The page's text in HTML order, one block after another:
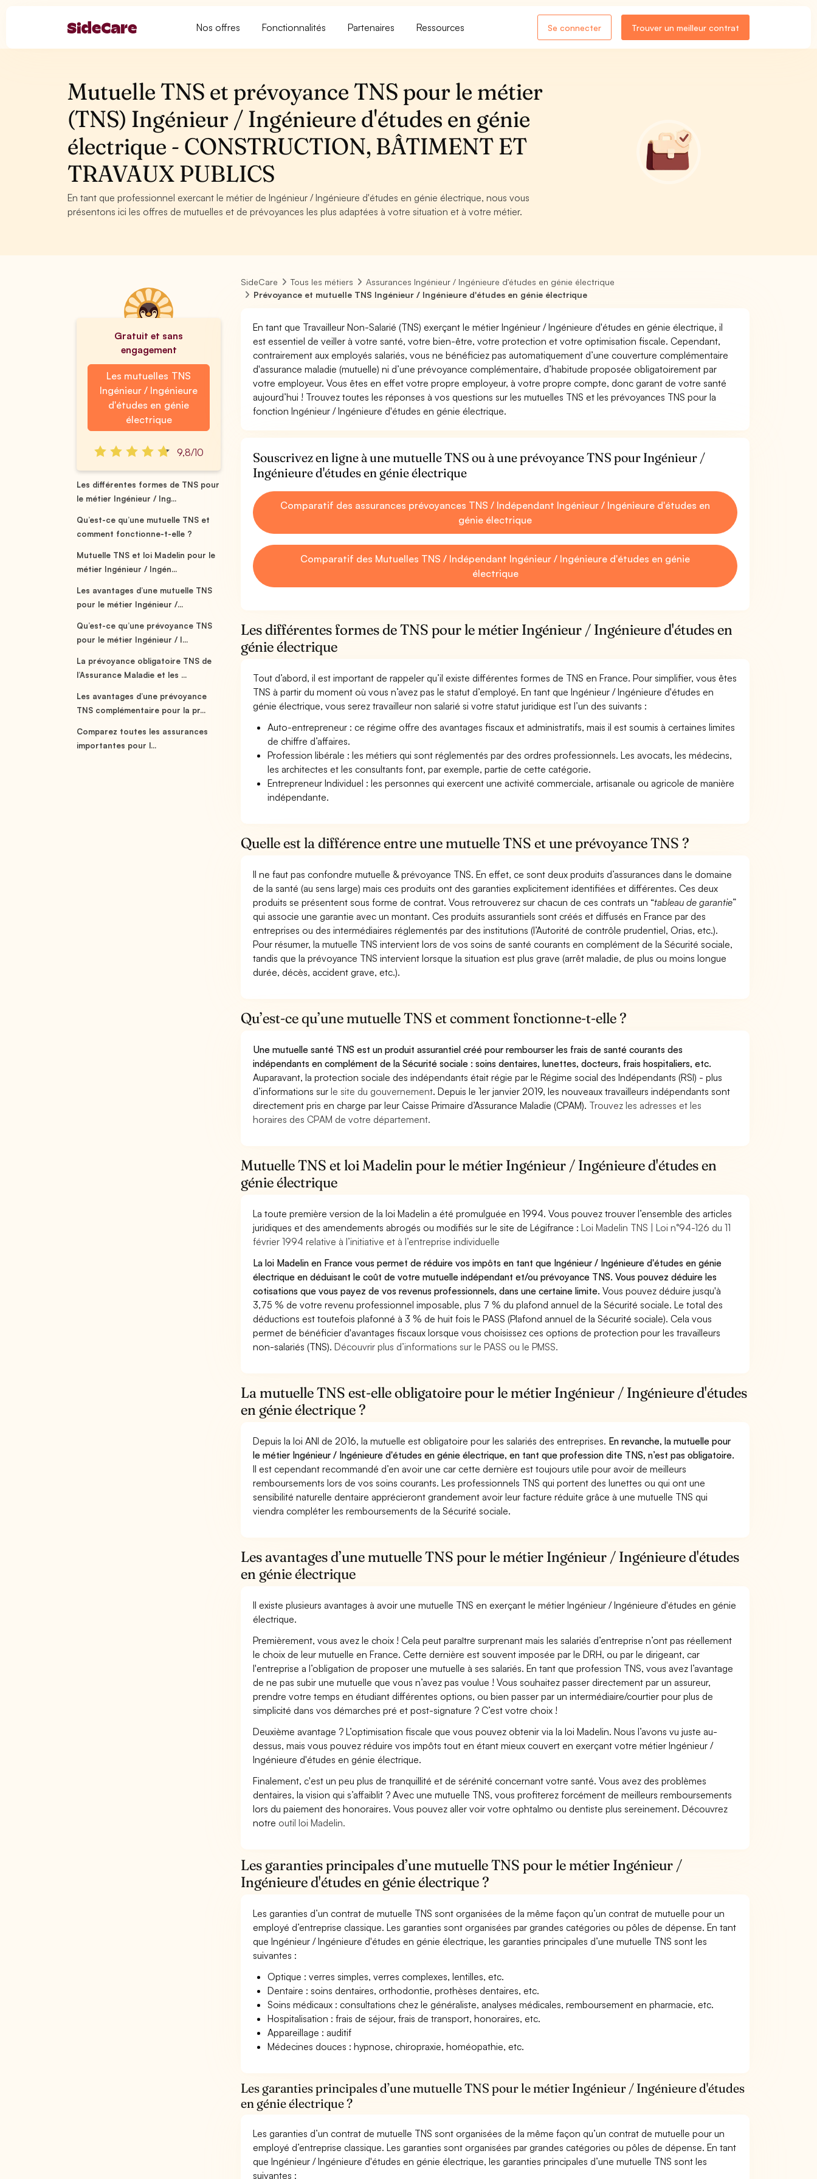
Nos offres Fonctionnalités Partenaires Ressources Se connecter Trouver un meilleur contrat
Mutuelle TNS et prévoyance TNS pour le métier
(TNS) Ingénieur / Ingénieure d'études en génie
électrique - CONSTRUCTION, BÂTIMENT ET
TRAVAUX PUBLICS
En tant que professionnel exercant le métier de Ingénieur / Ingénieure d'études en génie électrique, nous vous
présentons ici les offres de mutuelles et de prévoyances les plus adaptées à votre situation et à votre métier.
Gratuit et sans
engagement
Les mutuelles TNS
Ingénieur / Ingénieure
d'études en génie
électrique
9,8/10
Les différentes formes de TNS pour
le métier Ingénieur / Ing...
Qu’est-ce qu’une mutuelle TNS et
comment fonctionne-t-elle ?
Mutuelle TNS et loi Madelin pour le
métier Ingénieur / Ingén...
Les avantages d’une mutuelle TNS
pour le métier Ingénieur /...
Qu’est-ce qu’une prévoyance TNS
pour le métier Ingénieur / I...
La prévoyance obligatoire TNS de
l’Assurance Maladie et les ...
Les avantages d’une prévoyance
TNS complémentaire pour la pr...
Comparez toutes les assurances
importantes pour l...
SideCare Tous les métiers
Assurances Ingénieur / Ingénieure d'études en génie électrique
Prévoyance et mutuelle TNS Ingénieur / Ingénieure d'études en génie électrique
En tant que Travailleur Non-Salarié (TNS) exerçant le métier Ingénieur / Ingénieure d'études en génie électrique, il
est essentiel de veiller à votre santé, votre bien-être, votre protection et votre optimisation fiscale. Cependant,
contrairement aux employés salariés, vous ne bénéficiez pas automatiquement d’une couverture complémentaire
d'assurance maladie (mutuelle) ni d’une prévoyance complémentaire, d’habitude proposée obligatoirement par
votre employeur. Vous êtes en effet votre propre employeur, à votre propre compte, donc garant de votre santé
aujourd’hui ! Trouvez toutes les réponses à vos questions sur les mutuelles TNS et les prévoyances TNS pour la
fonction Ingénieur / Ingénieure d'études en génie électrique.
Souscrivez en ligne à une mutuelle TNS ou à une prévoyance TNS pour Ingénieur /
Ingénieure d'études en génie électrique
Comparatif des assurances prévoyances TNS / Indépendant Ingénieur / Ingénieure d'études en
génie électrique
Comparatif des Mutuelles TNS / Indépendant Ingénieur / Ingénieure d'études en génie
électrique
Les différentes formes de TNS pour le métier Ingénieur / Ingénieure d'études en
génie électrique
Tout d’abord, il est important de rappeler qu’il existe différentes formes de TNS en France. Pour simplifier, vous êtes
TNS à partir du moment où vous n’avez pas le statut d’employé. En tant que Ingénieur / Ingénieure d'études en
génie électrique, vous serez travailleur non salarié si votre statut juridique est l’un des suivants :
Auto-entrepreneur : ce régime offre des avantages fiscaux et administratifs, mais il est soumis à certaines limites
de chiffre d’affaires.
Profession libérale : les métiers qui sont réglementés par des ordres professionnels. Les avocats, les médecins,
les architectes et les consultants font, par exemple, partie de cette catégorie.
Entrepreneur Individuel : les personnes qui exercent une activité commerciale, artisanale ou agricole de manière
indépendante.
Quelle est la différence entre une mutuelle TNS et une prévoyance TNS ?
Il ne faut pas confondre mutuelle & prévoyance TNS. En effet, ce sont deux produits d’assurances dans le domaine
de la santé (au sens large) mais ces produits ont des garanties explicitement identifiées et différentes. Ces deux
produits se présentent sous forme de contrat. Vous retrouverez sur chacun de ces contrats un “tableau de garantie”
qui associe une garantie avec un montant. Ces produits assurantiels sont créés et diffusés en France par des
entreprises ou des intermédiaires réglementés par des institutions (l’Autorité de contrôle prudentiel, Orias, etc.).
Pour résumer, la mutuelle TNS intervient lors de vos soins de santé courants en complément de la Sécurité sociale,
tandis que la prévoyance TNS intervient lorsque la situation est plus grave (arrêt maladie, de plus ou moins longue
durée, décès, accident grave, etc.).
Qu’est-ce qu’une mutuelle TNS et comment fonctionne-t-elle ?
Une mutuelle santé TNS est un produit assurantiel créé pour rembourser les frais de santé courants des
indépendants en complément de la Sécurité sociale : soins dentaires, lunettes, docteurs, frais hospitaliers, etc.
Auparavant, la protection sociale des indépendants était régie par le Régime social des Indépendants (RSI) - plus
d’informations surle site du gouvernement. Depuis le 1er janvier 2019, les nouveaux travailleurs indépendants sont
directement pris en charge par leur Caisse Primaire d’Assurance Maladie (CPAM). Trouvez les adresses et les
horaires des CPAM de votre département.
Mutuelle TNS et loi Madelin pour le métier Ingénieur / Ingénieure d'études en
génie électrique
La toute première version de la loi Madelin a été promulguée en 1994. Vous pouvez trouver l’ensemble des articles
juridiques et des amendements abrogés ou modifiés sur le site de Légifrance :Loi Madelin TNS | Loi n°94-126 du 11
février 1994 relative à l’initiative et à l’entreprise individuelle
La loi Madelin en France vous permet de réduire vos impôts en tant que Ingénieur / Ingénieure d'études en génie
électrique en déduisant le coût de votre mutuelle indépendant et/ou prévoyance TNS. Vous pouvez déduire les
cotisations que vous payez de vos revenus professionnels, dans une certaine limite.Vous pouvez déduire jusqu'à
3,75 % de votre revenu professionnel imposable, plus 7 % du plafond annuel de la Sécurité sociale. Le total des
déductions est toutefois plafonné à 3 % de huit fois le PASS (Plafond annuel de la Sécurité sociale). Cela vous
permet de bénéficier d'avantages fiscaux lorsque vous choisissez ces options de protection pour les travailleurs
non-salariés (TNS).Découvrir plus d’informations sur le PASS ou le PMSS.
La mutuelle TNS est-elle obligatoire pour le métier Ingénieur / Ingénieure d'études
en génie électrique ?
Depuis la loi ANI de 2016, la mutuelle est obligatoire pour les salariés des entreprises. En revanche, la mutuelle pour
le métier Ingénieur / Ingénieure d'études en génie électrique, en tant que profession dite TNS, n’est pas obligatoire.
Il est cependant recommandé d’en avoir une car cette dernière est toujours utile pour avoir de meilleurs
remboursements lors de vos soins courants. Les professionnels TNS qui portent des lunettes ou qui ont une
sensibilité naturelle dentaire apprécieront grandement avoir leur facture réduite grâce à une mutuelle TNS qui
viendra compléter les remboursements de la Sécurité sociale.
Les avantages d’une mutuelle TNS pour le métier Ingénieur / Ingénieure d'études
en génie électrique
Il existe plusieurs avantages à avoir une mutuelle TNS en exerçant le métier Ingénieur / Ingénieure d'études en génie
électrique.
Premièrement, vous avez le choix ! Cela peut paraître surprenant mais les salariés d’entreprise n’ont pas réellement
le choix de leur mutuelle en France. Cette dernière est souvent imposée par le DRH, ou par le dirigeant, car
l'entreprise a l’obligation de proposer une mutuelle à ses salariés. En tant que profession TNS, vous avez l’avantage
de ne pas subir une mutuelle que vous n’avez pas voulue ! Vous souhaitez passer directement par un assureur,
prendre votre temps en étudiant différentes options, ou bien passer par un intermédiaire/courtier pour plus de
simplicité dans vos démarches pré et post-signature ? C’est votre choix !
Deuxième avantage ? L’optimisation fiscale que vous pouvez obtenir via la loi Madelin. Nous l’avons vu juste au-
dessus, mais vous pouvez réduire vos impôts tout en étant mieux couvert en exerçant votre métier Ingénieur /
Ingénieure d'études en génie électrique.
Finalement, c'est un peu plus de tranquillité et de sérénité concernant votre santé. Vous avez des problèmes
dentaires, la vision qui s’affaiblit ? Avec une mutuelle TNS, vous profiterez forcément de meilleurs remboursements
lors du paiement des honoraires. Vous pouvez aller voir votre ophtalmo ou dentiste plus sereinement. Découvrez
notre outil loi Madelin.
Les garanties principales d’une mutuelle TNS pour le métier Ingénieur /
Ingénieure d'études en génie électrique ?
Les garanties d’un contrat de mutuelle TNS sont organisées de la même façon qu’un contrat de mutuelle pour un
employé d’entreprise classique. Les garanties sont organisées par grandes catégories ou pôles de dépense. En tant
que Ingénieur / Ingénieure d'études en génie électrique, les garanties principales d’une mutuelle TNS sont les
suivantes :
Optique : verres simples, verres complexes, lentilles, etc.
Dentaire : soins dentaires, orthodontie, prothèses dentaires, etc.
Soins médicaux : consultations chez le généraliste, analyses médicales, remboursement en pharmacie, etc.
Hospitalisation : frais de séjour, frais de transport, honoraires, etc.
Appareillage : auditif
Médecines douces : hypnose, chiropraxie, homéopathie, etc.
Les garanties principales d’une mutuelle TNS pour le métier Ingénieur / Ingénieure d'études
en génie électrique ?
Les garanties d’un contrat de mutuelle TNS sont organisées de la même façon qu’un contrat de mutuelle pour un
employé d’entreprise classique. Les garanties sont organisées par grandes catégories ou pôles de dépense. En tant
que Ingénieur / Ingénieure d'études en génie électrique, les garanties principales d’une mutuelle TNS sont les
suivantes :